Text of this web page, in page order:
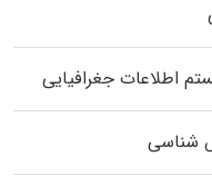
اطلاعات جغرافیایی
شناسی